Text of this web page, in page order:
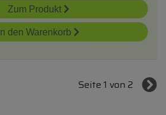
Zum Produkt
In den Warenkorb
Seite 1 von 2